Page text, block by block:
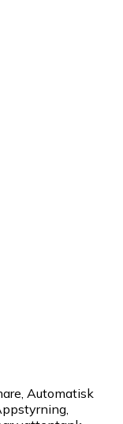
Automatisk